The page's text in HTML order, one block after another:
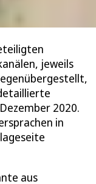
jeweils
2020.
in
aus